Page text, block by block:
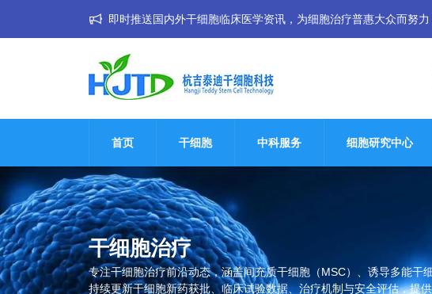
即时推送国内外干细胞临床医学资讯，为细胞治疗普惠大众而努
首页 干细胞 中科服务 细胞研究中心
干细胞治疗
专注干细胞治疗前沿动态，涵盖间充质干细胞（MSC）、诱导多能
持续更新干细胞新药获批、临床试验数据、治疗机制与安全评估，提